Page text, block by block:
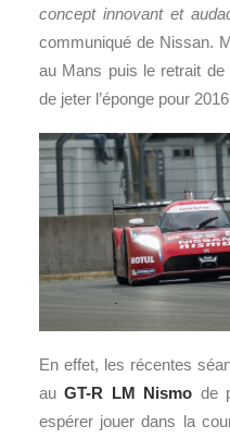
concept innovant et
communiqué de Nissan.
au Mans puis le retrait
de jeter l’éponge pour
En effet, les récentes
auGT-R LM Nismo de
espérer jouer dans la